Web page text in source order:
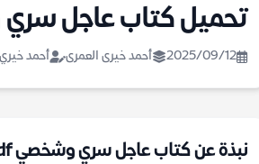
تحميل كتاب عاجل
2025/09/12 أحمد خيرى العمرى أحمد
نبذة عن كتاب عاجل سري وشخصي pdf